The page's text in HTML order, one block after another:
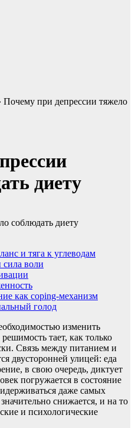
Почему при депрессии тяжело
диету
и тяга к углеводам
сила воли
как coping-механизм
голод
изменить
тает, как только
Связь между питанием и
двусторонней улицей: еда
в свою очередь, диктует
погружается в состояние
даже самых
снижается, и на то
и психологические